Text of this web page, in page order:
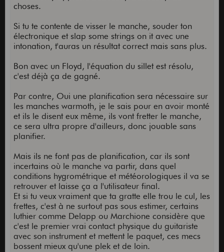
choses.
Si tu te contente de visser le manche, souder ton
électronique et slap some strings on it avec une
intonation, t'auras un résultat correct mais sans plus.
Bon avec un Floyd, l'équation du sillet est résolu,
c'est déjà ça de gagné.
Par contre, Oui une planification sera nécessaire sur
les manches warmoth, je le sais pour en avoir monté
et ils le disent eux même, ils vont fretter le manche,
ce sera ultra propre d'ailleurs, donc jouable sans
planifier.
Mais ils ne font pas de planification, car ils sont
incertains où le manche va partir, dans quel
conditions hygrométrique et météorologiques il va se
retrouver et laisse ça a l'utilisateur final.
Et si tu veux vraiment que ta gratte elle trou le cul, les
frettes, c'est à ne surtout pas sous estimer, certains
luthier comme Delapp ou Marchione considère que
c'est le premier vrai contact physique du guitariste
avec son instrument et mettent le paquet, ces mecs
bossent mieux qu'une plek et de loin.